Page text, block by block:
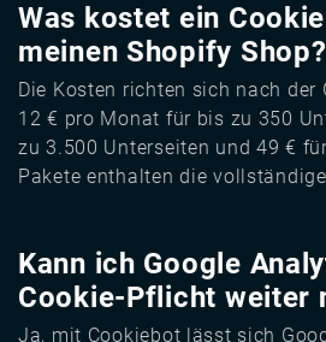
Was kostet ein
meinen Shopify Shop?
Die Kosten richten sich nach der
12 € pro Monat für bis zu 350
zu 3.500 Unterseiten und 49 €
Pakete enthalten die
Kann ich Google
Cookie-Pflicht weiter
Ja, mit Cookiebot lässt sich